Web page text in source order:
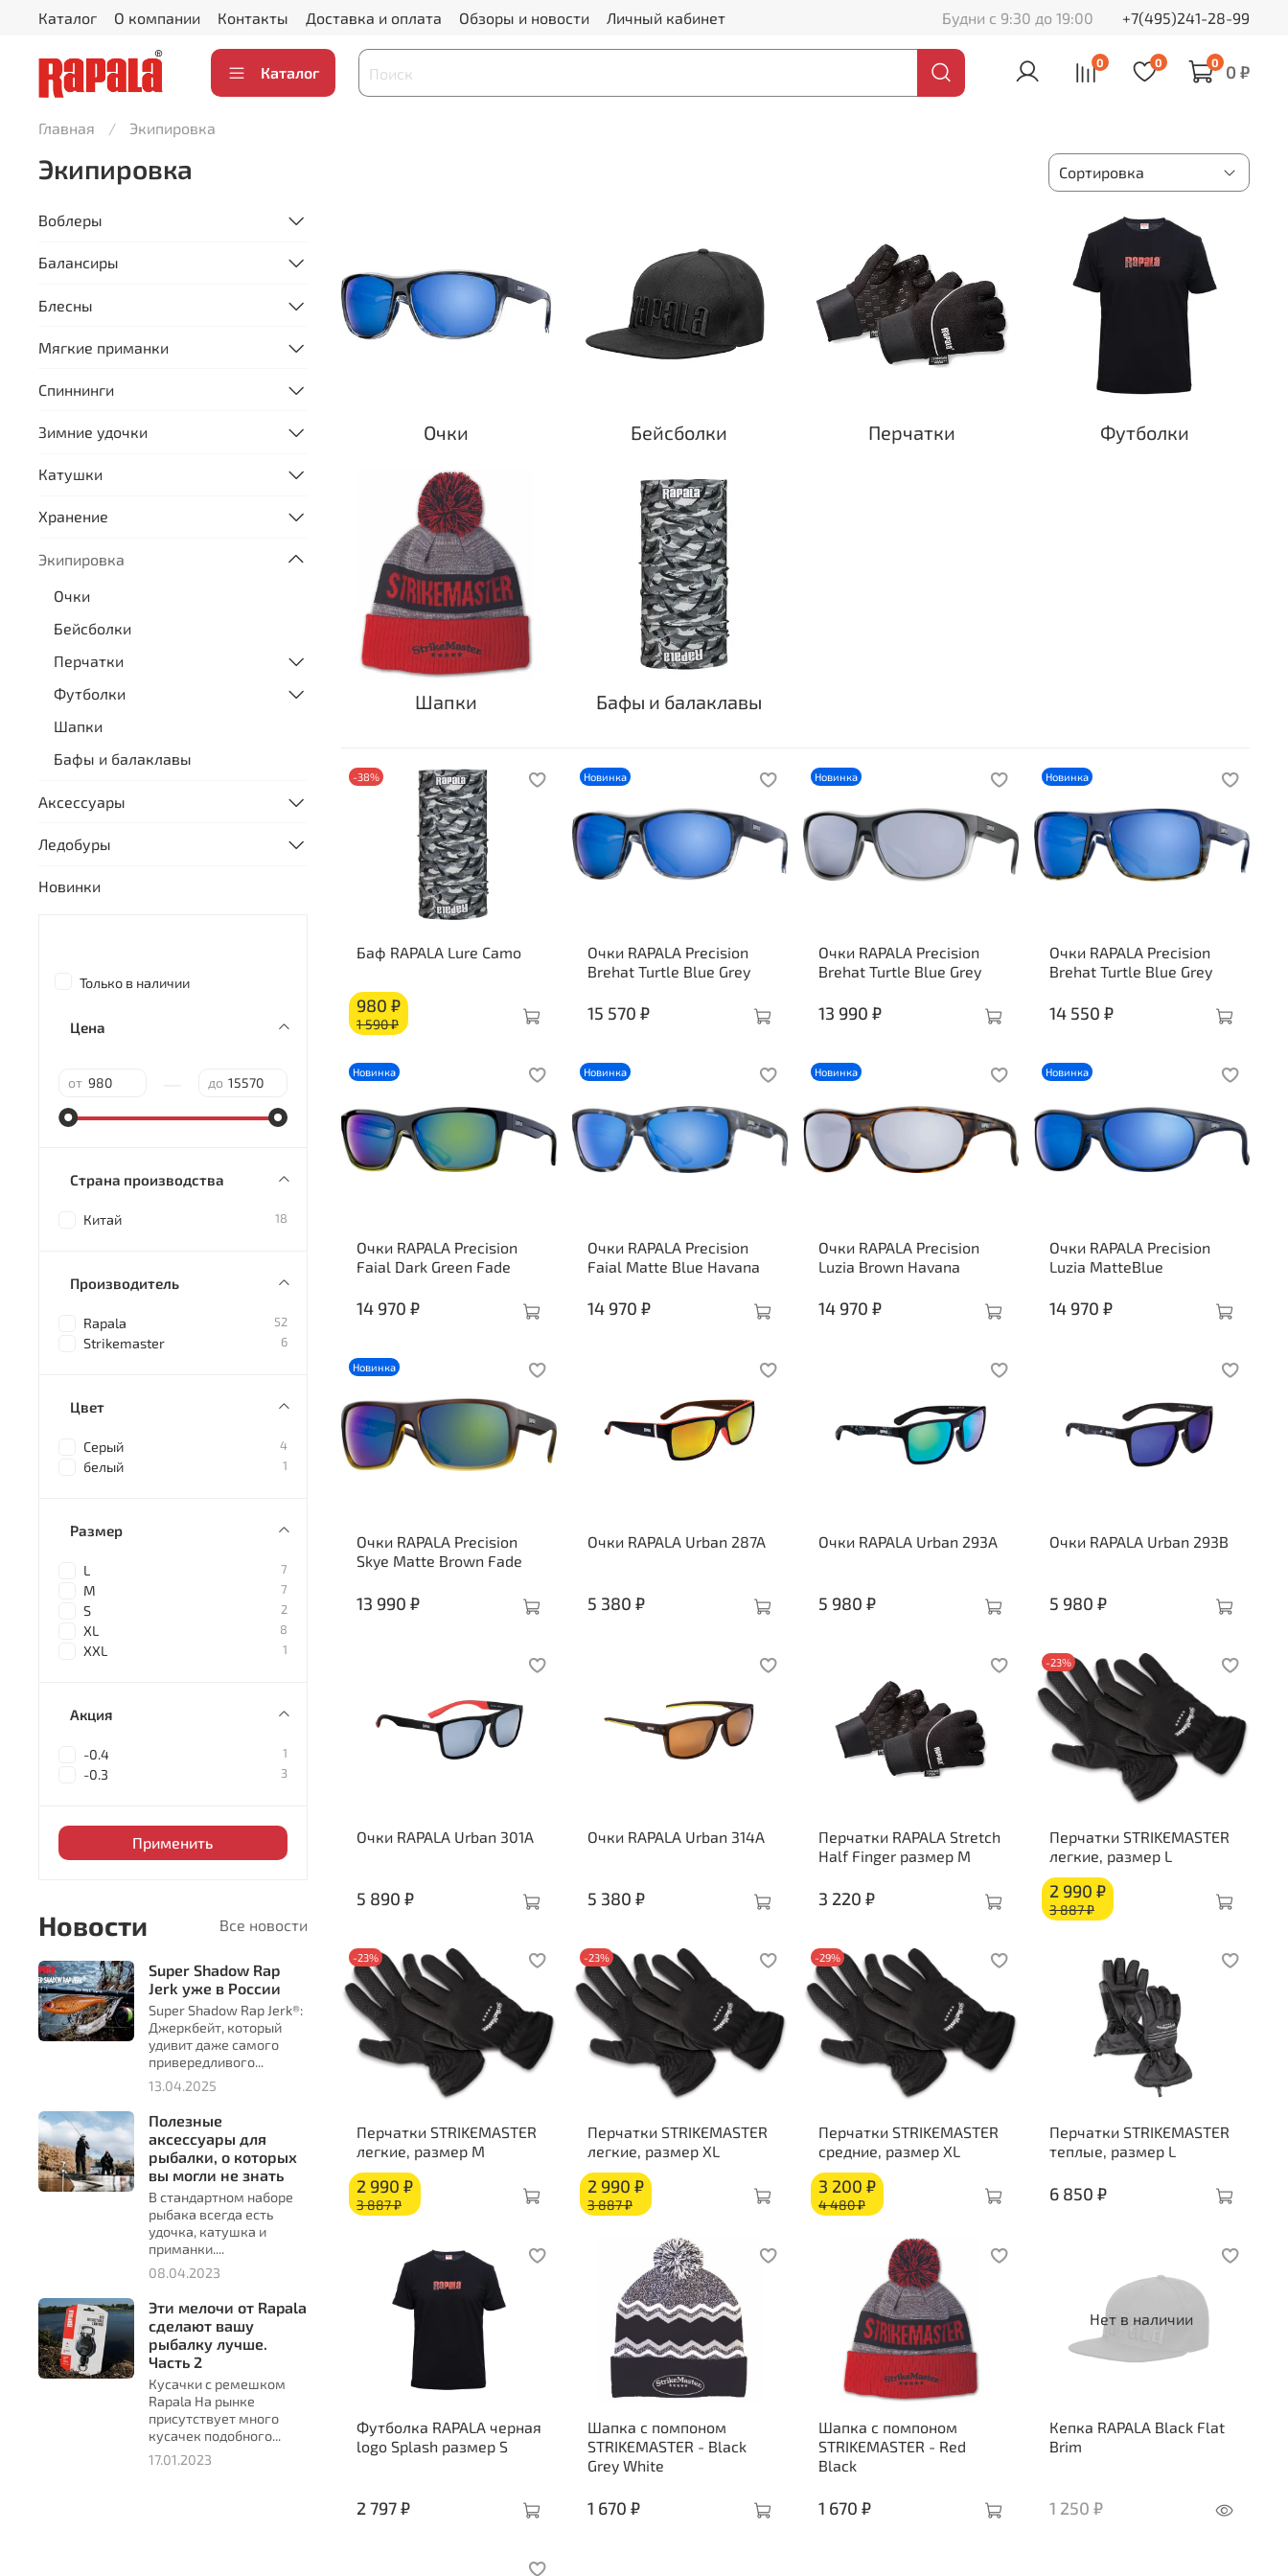
Каталог О компании Контакты Доставка и оплата Обзоры и новости Личный кабинет Будни с 9:30 до 19:00 +7(495)241-28-99
Каталог
0 0 0 0 ₽
Главная Экипировка
Экипировка
Очки Бейсболки Перчатки Футболки
Шапки Бафы и балаклавы
-38%
Баф RAPALA Lure Camo
980 ₽
1 590 ₽
Новинка
Очки RAPALA Precision
Brehat Turtle Blue Grey
15 570 ₽
Новинка
Очки RAPALA Precision
Brehat Turtle Blue Grey
13 990 ₽
Новинка
Очки RAPALA Precision
Brehat Turtle Blue Grey
14 550 ₽
Новинка
Очки RAPALA Precision
Faial Dark Green Fade
14 970 ₽
Новинка
Очки RAPALA Precision
Faial Matte Blue Havana
14 970 ₽
Новинка
Очки RAPALA Precision
Luzia Brown Havana
14 970 ₽
Новинка
Очки RAPALA Precision
Luzia MatteBlue
14 970 ₽
Новинка
Очки RAPALA Precision
Skye Matte Brown Fade
13 990 ₽
Очки RAPALA Urban 287A
5 380 ₽
Очки RAPALA Urban 293A
5 980 ₽
Очки RAPALA Urban 293B
5 980 ₽
Очки RAPALA Urban 301A
5 890 ₽
Очки RAPALA Urban 314A
5 380 ₽
Перчатки RAPALA Stretch
Half Finger размер M
3 220 ₽
-23%
Перчатки STRIKEMASTER
легкие, размер L
2 990 ₽
3 887 ₽
-23%
Перчатки STRIKEMASTER
легкие, размер M
2 990 ₽
3 887 ₽
-23%
Перчатки STRIKEMASTER
легкие, размер XL
2 990 ₽
3 887 ₽
-29%
Перчатки STRIKEMASTER
средние, размер XL
3 200 ₽
4 480 ₽
Перчатки STRIKEMASTER
теплые, размер L
6 850 ₽
Футболка RAPALA черная
logo Splash размер S
2 797 ₽
Шапка с помпоном
STRIKEMASTER - Black
Grey White
1 670 ₽
Шапка с помпоном
STRIKEMASTER - Red
Black
1 670 ₽
Нет в наличии
Кепка RAPALA Black Flat
Brim
1 250 ₽
Воблеры
Балансиры
Блесны
Мягкие приманки
Спиннинги
Зимние удочки
Катушки
Хранение
Экипировка
Очки
Бейсболки
Перчатки
Футболки
Шапки
Бафы и балаклавы
Аксессуары
Ледобуры
Новинки
Только в наличии
Цена
от до
Страна производства
Китай 18
Производитель
Rapala 52
Strikemaster 6
Цвет
Серый 4
белый 1
Размер
L 7
M 7
S 2
XL 8
XXL 1
Акция
-0.4 1
-0.3 3
Применить
Новости Все новости
Super Shadow Rap
Jerk уже в России
Super Shadow Rap Jerk®:
Джеркбейт, который
удивит даже самого
привередливого...
13.04.2025
Полезные
аксессуары для
рыбалки, о которых
вы могли не знать
В стандартном наборе
рыбака всегда есть
удочка, катушка и
приманки....
08.04.2023
Эти мелочи от Rapala
сделают вашу
рыбалку лучше.
Часть 2
Кусачки с ремешком
Rapala На рынке
присутствует много
кусачек подобного...
17.01.2023